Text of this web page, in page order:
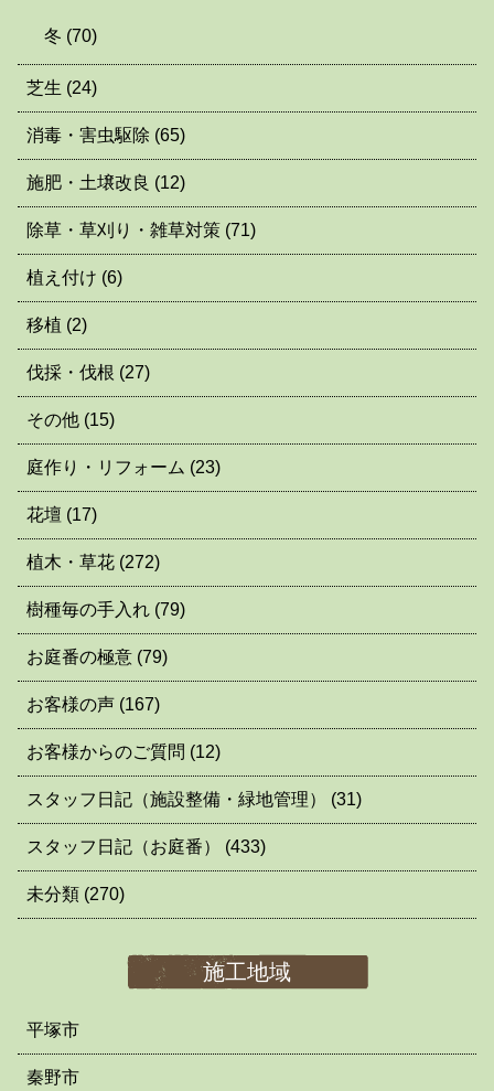
冬 (70)
芝生 (24)
消毒・害虫駆除 (65)
施肥・土壌改良 (12)
除草・草刈り・雑草対策 (71)
植え付け (6)
移植 (2)
伐採・伐根 (27)
その他 (15)
庭作り・リフォーム (23)
花壇 (17)
植木・草花 (272)
樹種毎の手入れ (79)
お庭番の極意 (79)
お客様の声 (167)
お客様からのご質問 (12)
スタッフ日記（施設整備・緑地管理） (31)
スタッフ日記（お庭番） (433)
未分類 (270)
施工地域
平塚市
秦野市